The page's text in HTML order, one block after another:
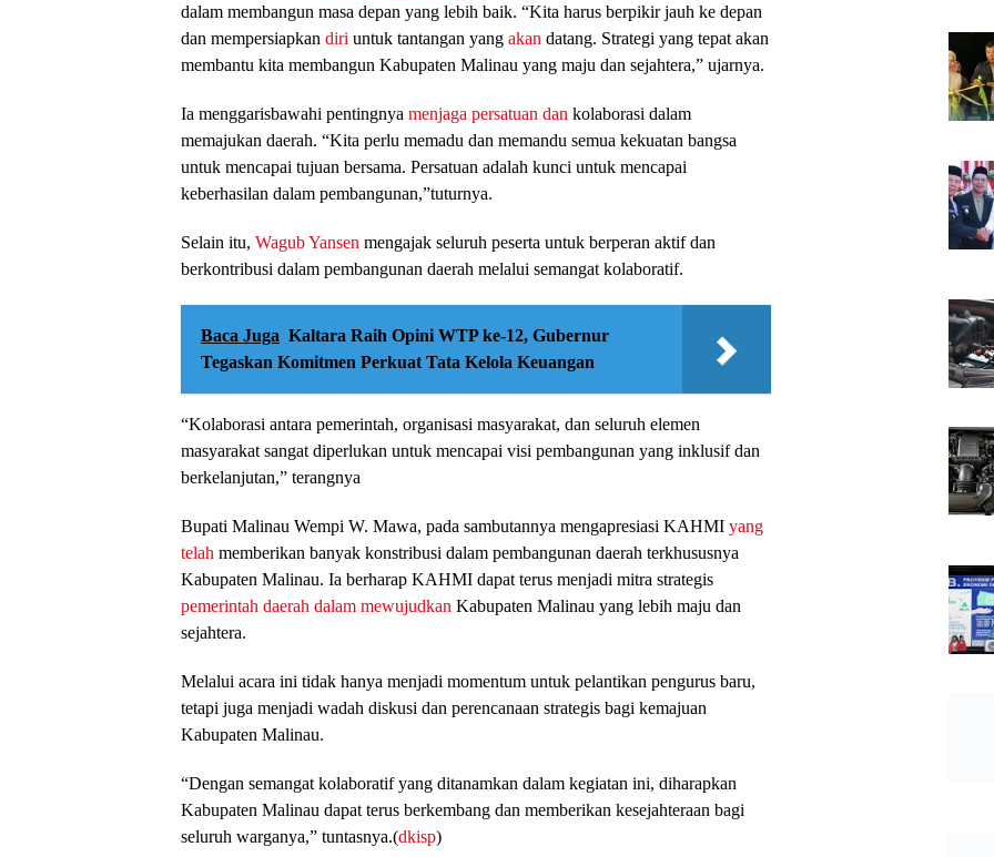
dalam membangun masa depan yang lebih baik. “Kita harus berpikir jauh ke depan
dan mempersiapkan diri untuk tantangan yang akan datang. Strategi yang tepat akan
membantu kita membangun Kabupaten Malinau yang maju dan sejahtera,” ujarnya.
Ia menggarisbawahi pentingnya menjaga persatuan dan kolaborasi dalam
memajukan daerah. “Kita perlu memadu dan memandu semua kekuatan bangsa
untuk mencapai tujuan bersama. Persatuan adalah kunci untuk mencapai
keberhasilan dalam pembangunan,”tuturnya.
Selain itu, Wagub Yansen mengajak seluruh peserta untuk berperan aktif dan
berkontribusi dalam pembangunan daerah melalui semangat kolaboratif.
Baca Juga Kaltara Raih Opini WTP ke-12, Gubernur
Tegaskan Komitmen Perkuat Tata Kelola Keuangan
“Kolaborasi antara pemerintah, organisasi masyarakat, dan seluruh elemen
masyarakat sangat diperlukan untuk mencapai visi pembangunan yang inklusif dan
berkelanjutan,” terangnya
Bupati Malinau Wempi W. Mawa, pada sambutannya mengapresiasi KAHMI yang
telah memberikan banyak konstribusi dalam pembangunan daerah terkhususnya
Kabupaten Malinau. Ia berharap KAHMI dapat terus menjadi mitra strategis
pemerintah daerah dalam mewujudkan Kabupaten Malinau yang lebih maju dan
sejahtera.
Melalui acara ini tidak hanya menjadi momentum untuk pelantikan pengurus baru,
tetapi juga menjadi wadah diskusi dan perencanaan strategis bagi kemajuan
Kabupaten Malinau.
“Dengan semangat kolaboratif yang ditanamkan dalam kegiatan ini, diharapkan
Kabupaten Malinau dapat terus berkembang dan memberikan kesejahteraan bagi
seluruh warganya,” tuntasnya.(dkisp)